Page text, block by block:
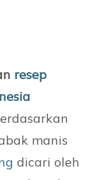
resep
manis
dicari oleh